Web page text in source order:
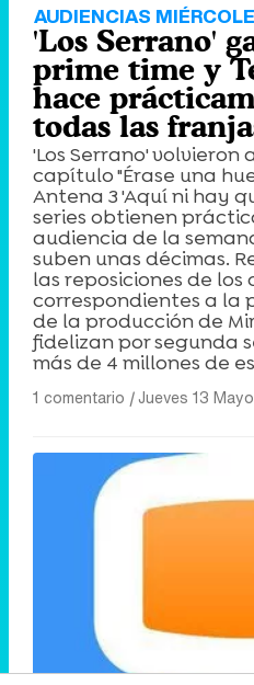
AUDIENCIAS
'Los Serrano'
prime time y
hace
todas las
'Los Serrano' volvieron
capítulo "Érase una
Antena 3 'Aquí ni hay
series obtienen
audiencia de la
suben unas décimas.
las reposiciones de los
correspondientes a la
de la producción de
fidelizan por segunda
más de 4 millones de
1 comentario |Jueves 13